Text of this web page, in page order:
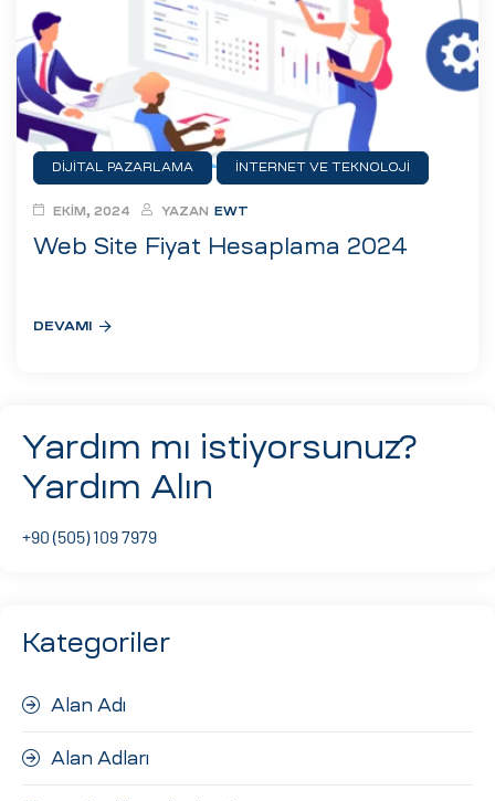
Aday
DIJITAL PAZARLAMA İNTERNET VE TEKNOLOJI
Web Site Fiyat Hesaplama 2024
EKIM, 2024 YAZAN EWT
DEVAMI
Yardım mı istiyorsunuz?
Yardım Alın
+90 (505) 109 7979
Kategoriler
Alan Adı
Alan Adları